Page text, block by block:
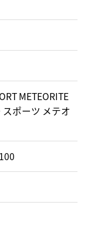
METEORITE
ポーツ メテオ